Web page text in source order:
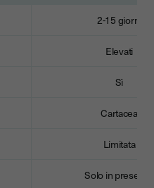
2-15 giorni
Elevati
Sì
Cartacea
Limitata
Solo in presenza